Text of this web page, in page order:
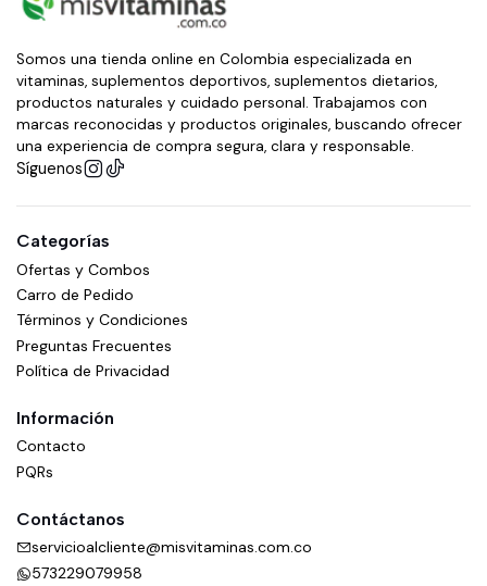
Somos una tienda online en Colombia especializada en
vitaminas, suplementos deportivos, suplementos dietarios,
productos naturales y cuidado personal. Trabajamos con
marcas reconocidas y productos originales, buscando ofrecer
una experiencia de compra segura, clara y responsable.
Síguenos
Categorías
Ofertas y Combos
Carro de Pedido
Términos y Condiciones
Preguntas Frecuentes
Política de Privacidad
Información
Contacto
PQRs
Contáctanos
servicioalcliente@misvitaminas.com.co
573229079958